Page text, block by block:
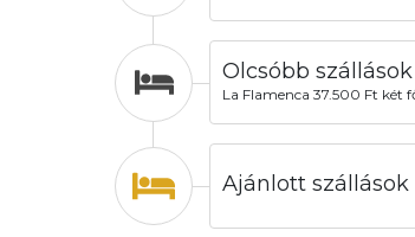
Olcsóbb szállások
La Flamenca 37.500 Ft két
Ajánlott szállások